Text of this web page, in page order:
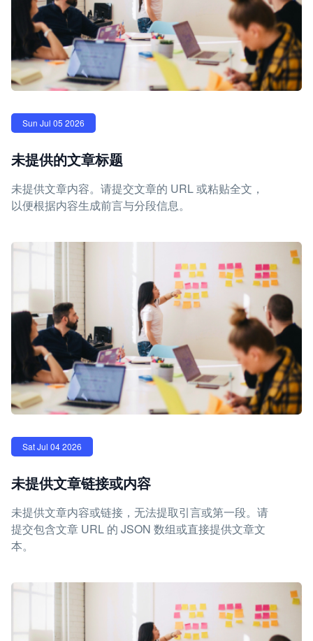
Sun Jul 05 2026
未提供的文章标题
未提供文章内容。请提交文章的 URL 或粘贴全文，
以便根据内容生成前言与分段信息。
Sat Jul 04 2026
未提供文章链接或内容
未提供文章内容或链接，无法提取引言或第一段。请
提交包含文章 URL 的 JSON 数组或直接提供文章文
本。